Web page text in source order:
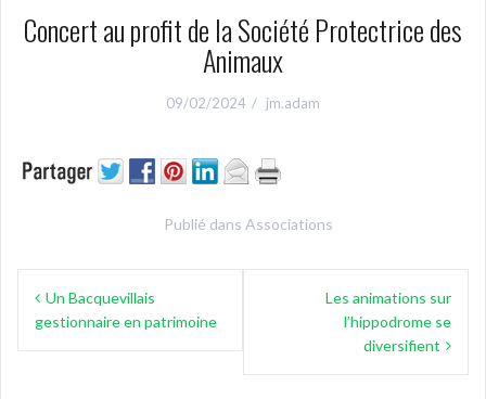
Concert au profit de la Société Protectrice des
Animaux
09/02/2024 jm.adam
Publié dans Associations
Navigation
deUn Bacquevillais
gestionnaire en patrimoine
Les animations sur
l’hippodrome se
diversifient